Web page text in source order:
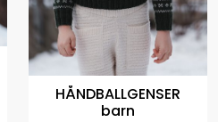
HÅNDBALLGENSER
barn